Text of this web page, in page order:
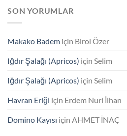
SON YORUMLAR
Makako Badem için Birol Özer
Iğdır Şalağı (Apricos) için Selim
Iğdır Şalağı (Apricos) için Selim
Havran Eriği için Erdem Nuri İlhan
Domino Kayısı için AHMET İNAÇ